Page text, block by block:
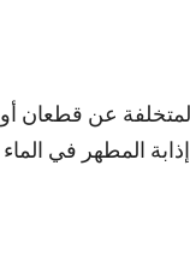
عن قطعان أو
المطهر في الماء